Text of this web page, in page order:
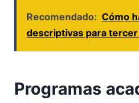
Recomendado: Cómo
descriptivas para
Programas